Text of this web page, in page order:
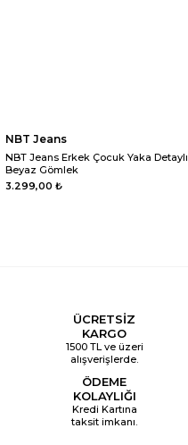
NBT Jeans
NBT Jeans Erkek Çocuk Yaka Detaylı
Beyaz Gömlek
3.299,00 ₺
ÜCRETSİZ
KARGO
1500 TL ve üzeri
alışverişlerde.
ÖDEME
KOLAYLIĞI
Kredi Kartına
taksit imkanı.